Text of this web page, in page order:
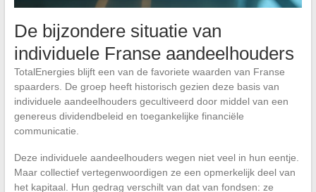
De bijzondere situatie van
individuele Franse aandeelhouders
TotalEnergies blijft een van de favoriete waarden van Franse
spaarders. De groep heeft historisch gezien deze basis van
individuele aandeelhouders gecultiveerd door middel van een
genereus dividendbeleid en toegankelijke financiële
communicatie.
Deze individuele aandeelhouders wegen niet veel in hun eentje.
Maar collectief vertegenwoordigen ze een opmerkelijk deel van
het kapitaal. Hun gedrag verschilt van dat van fondsen: ze